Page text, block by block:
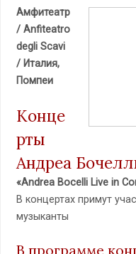
Амфитеатр
/ Anfiteatro
degli Scavi
/ Италия,
Помпеи
Конце
рты
Андреа
«Andrea Bocelli Live in
В концертах примут
музыканты
В программе